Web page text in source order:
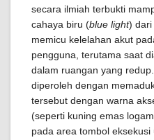
secara ilmiah terbukti
cahaya biru (blue light) dari
memicu kelelahan akut
pengguna, terutama saat
dalam ruangan yang
diperoleh dengan
tersebut dengan warna
(seperti kuning emas
pada area tombol